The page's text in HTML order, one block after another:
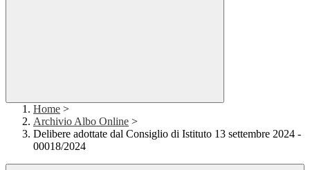
Home >
Archivio Albo Online >
Delibere adottate dal Consiglio di Istituto 13 settembre 2024 -
00018/2024